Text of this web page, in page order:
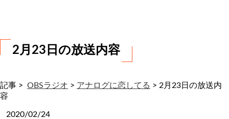
2月23日の放送内容
記事 > OBSラジオ > アナログに恋してる > 2月23日の放送内
容
2020/02/24